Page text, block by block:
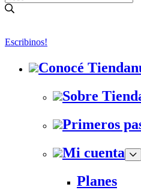
Escribinos!
Conocé
Sobre
Primeros
Mi cuenta
Planes